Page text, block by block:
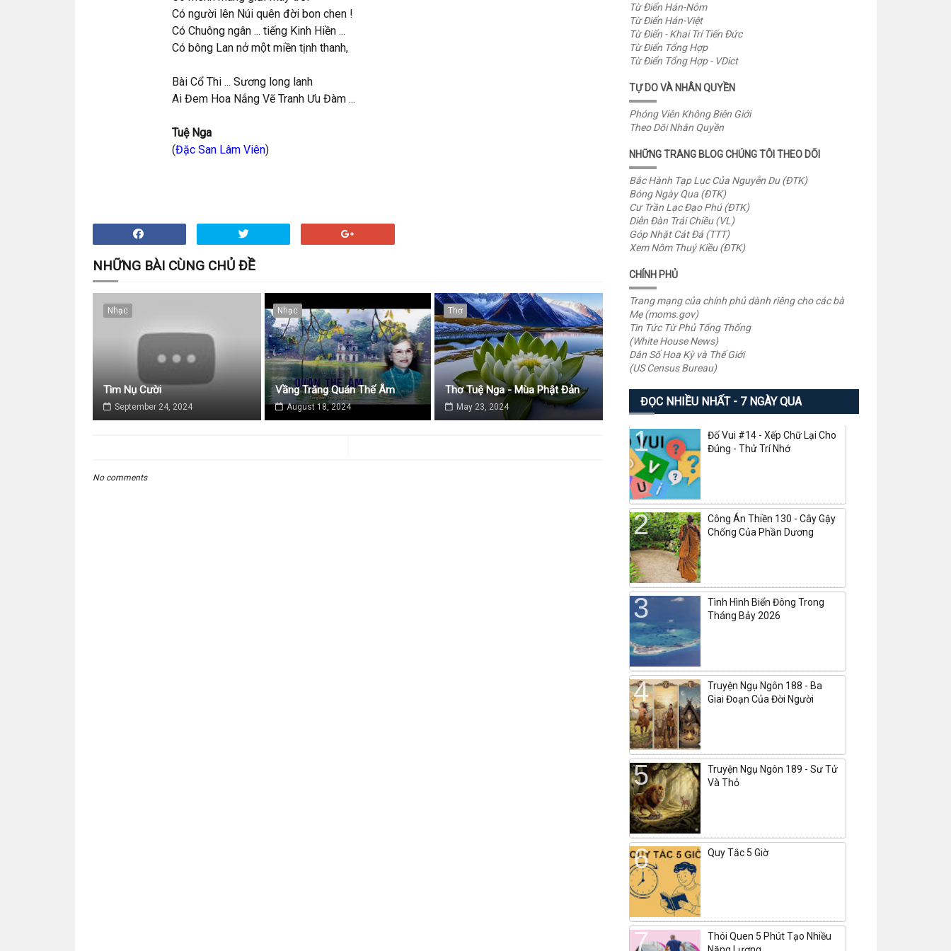
Có người lên Núi quên đời bon chen !
Có Chuông ngân ... tiếng Kinh Hiền ...
Có bông Lan nở một miền tịnh thanh,
Bài Cổ Thi ... Sương long lanh
Ai Đem Hoa Nắng Vẽ Tranh Ưu Đàm ...
Tuệ Nga
(Đặc San Lâm Viên)
NHỮNG BÀI CÙNG CHỦ ĐỀ
Nhạc
Tìm Nụ Cười
September 24, 2024
Nhạc
Vầng Trăng Quán Thế Âm
August 18, 2024
Thơ
Thơ Tuệ Nga - Mùa Phật Đản
May 23, 2024
No comments
Từ Điển Hán-Nôm
Từ Điển Hán-Việt
Từ Điển - Khai Trí Tiến Đức
Từ Điển Tổng Hợp
Từ Điển Tổng Hợp - VDict
TỰ DO VÀ NHÂN QUYỀN
Phóng Viên Không Biên Giới
Theo Dõi Nhân Quyền
NHỮNG TRANG BLOG CHÚNG TÔI THEO DÕI
Bắc Hành Tạp Lục Của Nguyễn Du (ĐTK)
Bóng Ngày Qua (ĐTK)
Cư Trần Lạc Đạo Phú (ĐTK)
Diễn Đàn Trái Chiều (VL)
Góp Nhặt Cát Đá (TTT)
Xem Nôm Thuý Kiều (ĐTK)
CHÍNH PHỦ
Trang mạng của chính phủ dành riêng cho các bà
Mẹ (moms.gov)
Tin Tức Từ Phủ Tổng Thống
(White House News)
Dân Số Hoa Kỳ và Thế Giới
(US Census Bureau)
ĐỌC NHIỀU NHẤT - 7 NGÀY QUA
Đố Vui #14 - Xếp Chữ Lại Cho
Đúng - Thử Trí Nhớ
Công Án Thiền 130 - Cây Gậy
Chống Của Phần Dương
Tình Hình Biển Đông Trong
Tháng Bảy 2026
Truyện Ngụ Ngôn 188 - Ba
Giai Đoạn Của Đời Người
Truyện Ngụ Ngôn 189 - Sư Tử
Và Thỏ
Quy Tắc 5 Giờ
Thói Quen 5 Phút Tạo Nhiều